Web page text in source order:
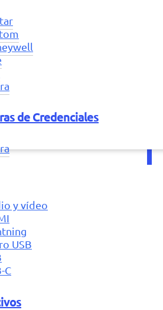
de Credenciales
y vídeo
USB
C